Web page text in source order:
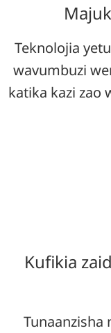
Teknolojia
wavumbuzi
katika kazi zao
Kufikia
Tunaanzisha